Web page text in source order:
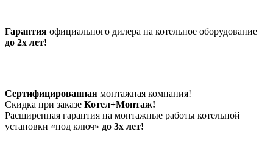
Гарантия официального дилера на котельное оборудование
до 2х лет!
Сертифицированная монтажная компания!
Скидка при заказе Котел+Монтаж!
Расширенная гарантия на монтажные работы котельной
установки «под ключ» до 3х лет!